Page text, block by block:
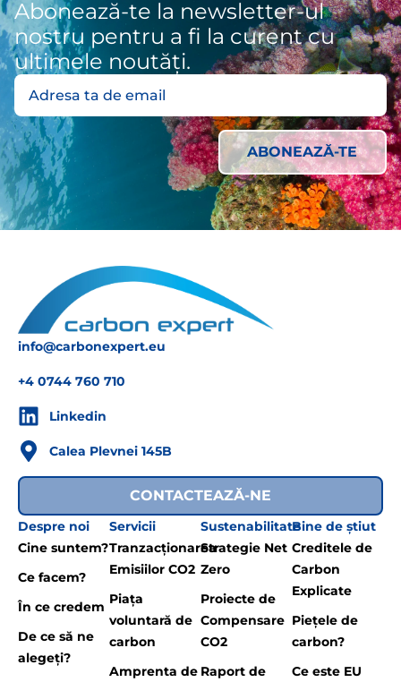
Abonează-te la newsletter-ul
nostru pentru a fi la curent cu
ultimele noutăți.
info@carbonexpert.eu
+4 0744 760 710
Linkedin
Calea Plevnei 145B
CONTACTEAZĂ-NE
Despre noi
Cine suntem?
Ce facem?
În ce credem
De ce să ne
alegeți?
Servicii
Tranzacționarea
Emisiilor CO2
Piața
voluntară de
carbon
Amprenta de
Sustenabilitate
Strategie Net
Zero
Proiecte de
Compensare
CO2
Raport de
Bine de știut
Creditele de
Carbon
Explicate
Piețele de
carbon?
Ce este EU